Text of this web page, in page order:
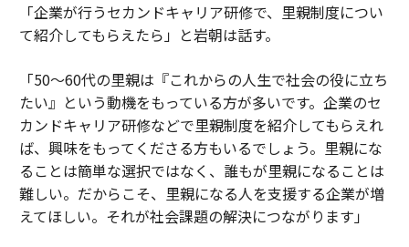
「企業が行うセカンドキャリア研修で、里親制度につい
て紹介してもらえたら」と岩朝は話す。
「50～60代の里親は『これからの人生で社会の役に立ち
たい』という動機をもっている方が多いです。企業のセ
カンドキャリア研修などで里親制度を紹介してもらえれ
ば、興味をもってくださる方もいるでしょう。里親にな
ることは簡単な選択ではなく、誰もが里親になることは
難しい。だからこそ、里親になる人を支援する企業が増
えてほしい。それが社会課題の解決につながります」